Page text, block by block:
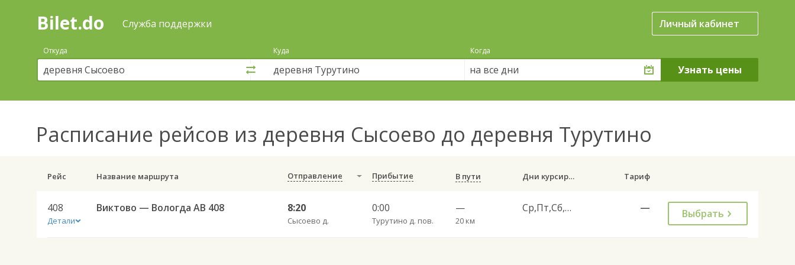
Поиск
покупка
билетов
автобус
онлайн
Bilet.do Служба поддержки Личный кабинет
Откуда Куда Когда
на все дни
Расписание рейсов из деревня Сысоево до деревня Турутино
Рейс Название маршрута Отправление Прибытие В пути Дни курсирования Тариф
408
Детали
Виктово — Вологда АВ 408 8:20
Сысоево д.
0:00
Турутино д. пов.
—
20 км
Ср,Пт,Сб,Вс — Выбрать